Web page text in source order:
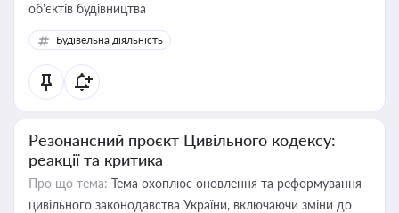
об’єктів будівництва
Будівельна діяльність
Резонансний проєкт Цивільного кодексу:
реакції та критика
Про що тема: Тема охоплює оновлення та реформування
цивільного законодавства України, включаючи зміни до